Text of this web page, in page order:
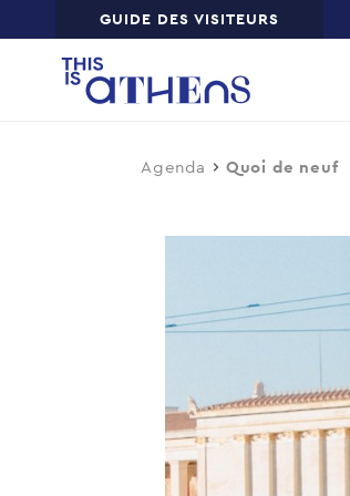
Top GUIDE DES VISITEURS
Agenda Quoi de neuf